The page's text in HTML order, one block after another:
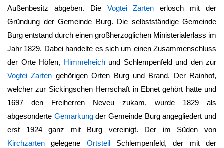
Außenbesitz abgeben. Die Vogtei Zarten erlosch mit der
Gründung der Gemeinde Burg. Die selbstständige Gemeinde
Burg entstand durch einen großherzoglichen Ministerialerlass im
Jahr 1829. Dabei handelte es sich um einen Zusammenschluss
der Orte Höfen, Himmelreichund Schlempenfeld und den zur
Vogtei Zarten gehörigen Orten Burg und Brand. Der Rainhof,
welcher zur Sickingschen Herrschaft in Ebnet gehört hatte und
1697 den Freiherren Neveu zukam, wurde 1829 als
abgesonderte Gemarkungder Gemeinde Burg angegliedert und
erst 1924 ganz mit Burg vereinigt. Der im Süden von
Kirchzarten gelegene OrtsteilSchlempenfeld, der mit der